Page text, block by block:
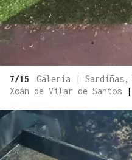
7/15
Galería | Sardiñas,
Xoán de Vilar de Santos
|